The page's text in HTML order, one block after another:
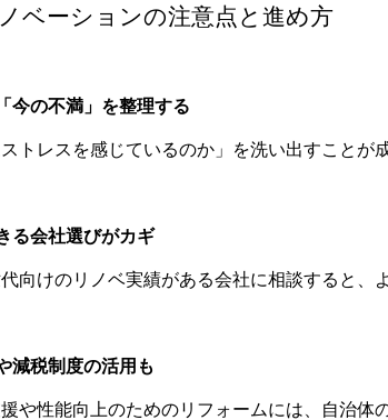
ベーションの注意点と進め方
今の不満」を整理する
ストレスを感じているのか」を洗い出すことが
る会社選びがカギ
向けのリノベ実績がある会社に相談すると、
減税制度の活用も
や性能向上のためのリフォームには、自治